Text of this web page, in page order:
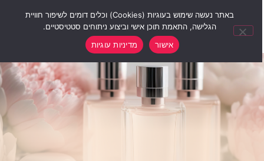
באתר נעשה שימוש בעוגיות (Cookies) וכלים דומים לשיפור חוויית
הגלישה, התאמת תוכן אישי וביצוע ניתוחים סטטיסטיים.
אישור
מדיניות עוגיות